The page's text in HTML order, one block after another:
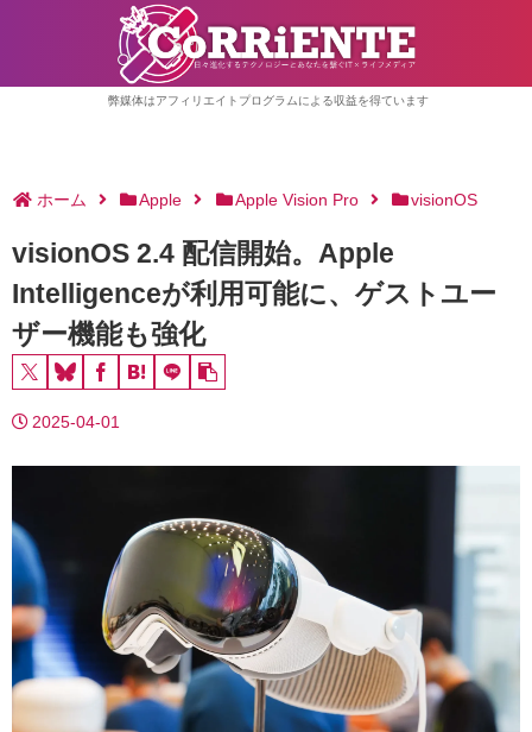
弊媒体はアフィリエイトプログラムによる収益を得ています
ホーム Apple Apple Vision Pro visionOS
visionOS 2.4 配信開始。Apple
Intelligenceが利用可能に、ゲストユー
ザー機能も強化
2025-04-01